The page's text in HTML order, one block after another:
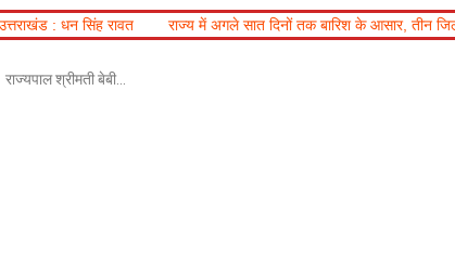
राज्य में अगले सात दिनों तक बारिश के आसार, तीन जिलों में भारी बारिश का अलर्ट
राज्यपाल श्रीमती बेबी…